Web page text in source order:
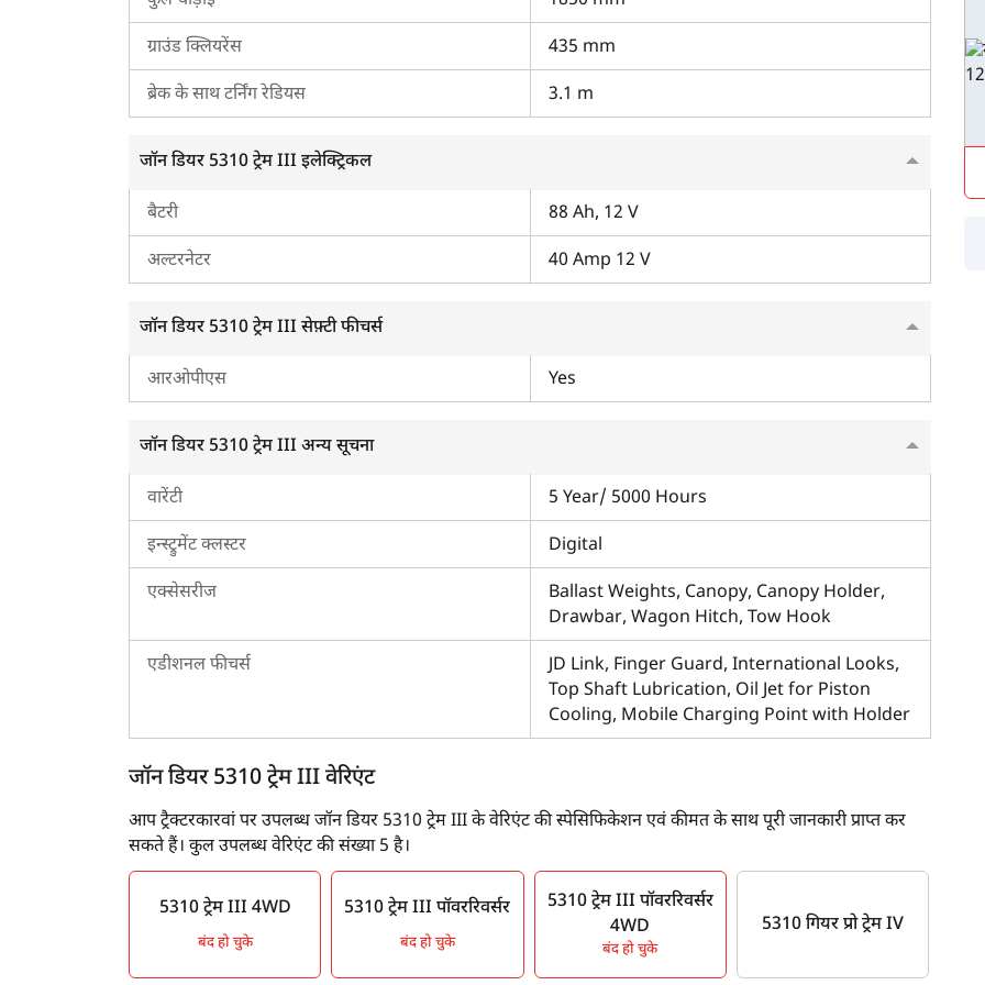
ग्राउंड क्लियरेंस 435 mm
ब्रेक के साथ टर्निंग रेडियस 3.1 m
जॉन डियर 5310 ट्रेम III इलेक्ट्रिकल
बैटरी 88 Ah, 12 V
अल्टरनेटर 40 Amp 12 V
जॉन डियर 5310 ट्रेम III सेफ़्टी फीचर्स
आरओपीएस Yes
जॉन डियर 5310 ट्रेम III अन्य सूचना
वारेंटी 5 Year/ 5000 Hours
इन्स्ट्रुमेंट क्लस्टर Digital
एक्सेसरीज
Ballast Weights, Canopy, Canopy Holder,
Drawbar, Wagon Hitch, Tow Hook
एडीशनल फीचर्स
JD Link, Finger Guard, International Looks,
Top Shaft Lubrication, Oil Jet for Piston
Cooling, Mobile Charging Point with Holder
जॉन डियर 5310 ट्रेम III वेरिएंट
आप ट्रैक्टरकारवां पर उपलब्ध जॉन डियर 5310 ट्रेम III के वेरिएंट की स्पेसिफिकेशन एवं कीमत के साथ पूरी जानकारी प्राप्त कर
सकते हैं। कुल उपलब्ध वेरिएंट की संख्या 5 है।
5310 ट्रेम III 4WD
बंद हो चुके
5310 ट्रेम III पॉवररिवर्सर
बंद हो चुके
5310 ट्रेम III पॉवररिवर्सर
4WD
बंद हो चुके
5310 गियर प्रो ट्रेम IV